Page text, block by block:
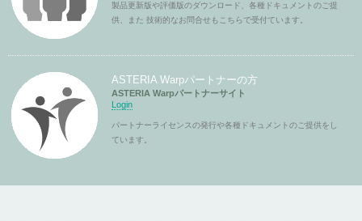
製品更新版や評価版のダウンロード、各種ドキュメントのご提
供、また 技術的なお問合せもこちらで受付ています。
ASTERIA Warpパートナーの方
ASTERIA Warpパートナーサイト
Login
パートナーライセンスの発行や各種ドキュメントのご提供をし
ています。